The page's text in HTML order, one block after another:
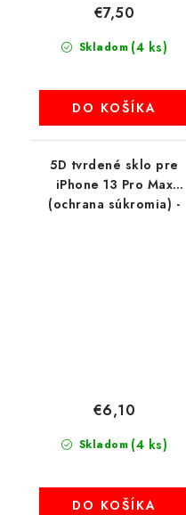
Skladom (4 ks)
€7,50
DO KOŠÍKA
5D tvrdené sklo pre
iPhone 13 Pro Max
(ochrana súkromia) -
Skladom (4 ks)
€6,10
DO KOŠÍKA